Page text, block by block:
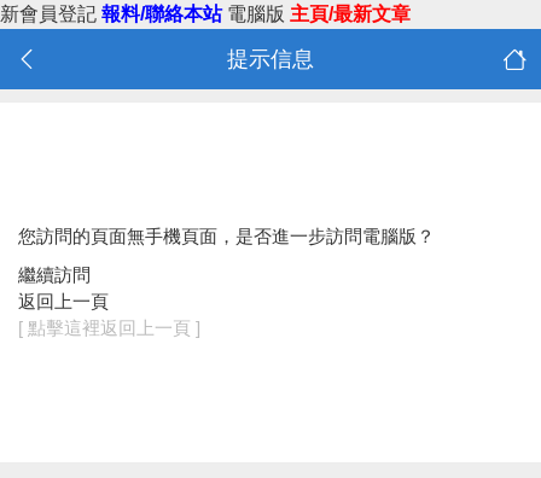
新會員登記 報料/聯絡本站 電腦版 主頁/最新文章
提示信息
您訪問的頁面無手機頁面，是否進一步訪問電腦版？
繼續訪問
返回上一頁
[ 點擊這裡返回上一頁 ]